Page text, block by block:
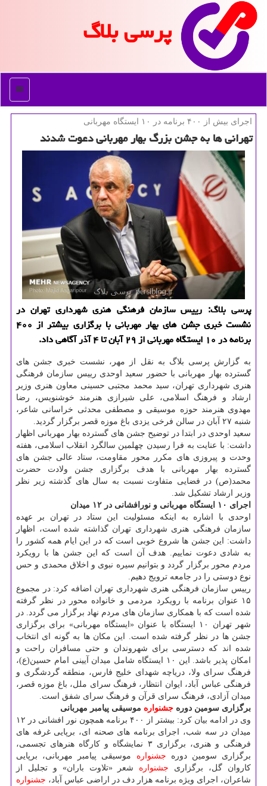
پرسی بلاگ
منو
اجرای بیش از ۴۰۰ برنامه در ۱۰ ایستگاه مهربانی
تهرانی ها به جشن بزرگ بهار مهربانی دعوت شدند
پرسی بلاگ: رییس سازمان فرهنگی هنری شهرداری تهران در
نشست خبری جشن های بهار مهربانی با برگزاری بیشتر از ۴۰۰
برنامه در ۱۰ ایستگاه مهربانی از ۲۹ آبان تا ۴ آذر آگاهی داد.
به گزارش پرسی بلاگ به نقل از مهر، نشست خبری جشن های
گسترده بهار مهربانی با حضور سعید اوحدی رییس سازمان فرهنگی
هنری شهرداری تهران، سید محمد مجتبی حسینی معاون هنری وزیر
ارشاد و فرهنگ اسلامی، علی شیرازی هنرمند خوشنویس، رضا
مهدوی هنرمند حوزه موسیقی و مصطفی محدثی خراسانی شاعر،
شنبه ۲۷ آبان در سالن فرخی یزدی باغ موزه قصر برگزار گردید.
سعید اوحدی در ابتدا در توضیح جشن های گسترده بهار مهربانی اظهار
داشت: با عنایت به فرا رسیدن چهلمین سالگرد انقلاب اسلامی، هفته
وحدت و پیروزی های مكرر محور مقاومت، ستاد عالی جشن های
گسترده بهار مهربانی با هدف برگزاری جشن ولادت حضرت
محمد(ص) در فضایی متفاوت نسبت به سال های گذشته زیر نظر
وزیر ارشاد تشكیل شد.
اجرای ۱۰ ایستگاه مهربانی و نورافشانی در ۱۲ میدان
اوحدی با اشاره به اینكه مسئولیت این ستاد در تهران بر عهده
سازمان فرهنگی هنری شهرداری تهران گذاشته شده است، اظهار
داشت: این جشن ها شروع خوبی است كه در این ایام همه كشور را
به شادی دعوت نماییم. هدف آن است كه این جشن ها با رویكرد
مردم محور برگزار گردد و بتوانیم سیره نبوی و اخلاق محمدی و حس
نوع دوستی را در جامعه ترویج دهیم.
رییس سازمان فرهنگی هنری شهرداری تهران اضافه كرد: در مجموع
۱۵ عنوان برنامه با رویكرد مردمی و خانواده محور در نظر گرفته
شده است كه با همكاری سازمان های مردم نهاد برگزار می گردد. در
شهر تهران ۱۰ ایستگاه با عنوان «ایستگاه مهربانی» برای برگزاری
جشن ها در نظر گرفته شده است. این مكان ها به گونه ای انتخاب
شده اند كه دسترسی برای شهروندان و حتی مسافران راحت و
امكان پذیر باشد. این ۱۰ ایستگاه شامل میدان آیینی امام حسین(ع)،
فرهنگ سرای ولا، دریاچه شهدای خلیج فارس، منطقه گردشگری و
فرهنگی عباس آباد، ایوان انتظار، فرهنگ سرای ملل، باغ موزه قصر،
میدان آزادی، فرهنگ سرای قرآن و فرهنگ سرای شفق است.
برگزاری سومین دوره جشنواره موسیقی پیامبر مهربانی
وی در ادامه بیان كرد: بیشتر از ۴۰۰ برنامه همچون نور افشانی در ۱۲
میدان در سه شب، اجرای برنامه های صحنه ای، برپایی غرفه های
فرهنگی و هنری، برگزاری ۳ نمایشگاه و كارگاه هنرهای تجسمی،
برگزاری سومین دوره جشنواره موسیقی پیامبر مهربانی، برپایی
كاروان گل، برگزاری جشنواره شعر «تلاوت باران» و تجلیل از
شاعران، اجرای ویژه برنامه هزار دف در اراضی عباس آباد، جشنواره